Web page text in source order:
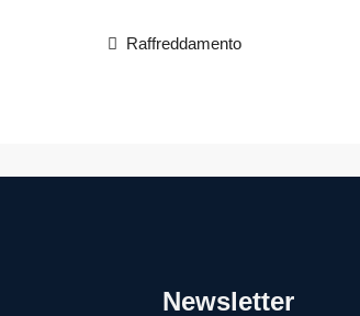
Raffreddamento
Newsletter